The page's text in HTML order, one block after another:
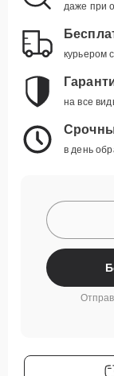
даже при
курьером
на все
в день